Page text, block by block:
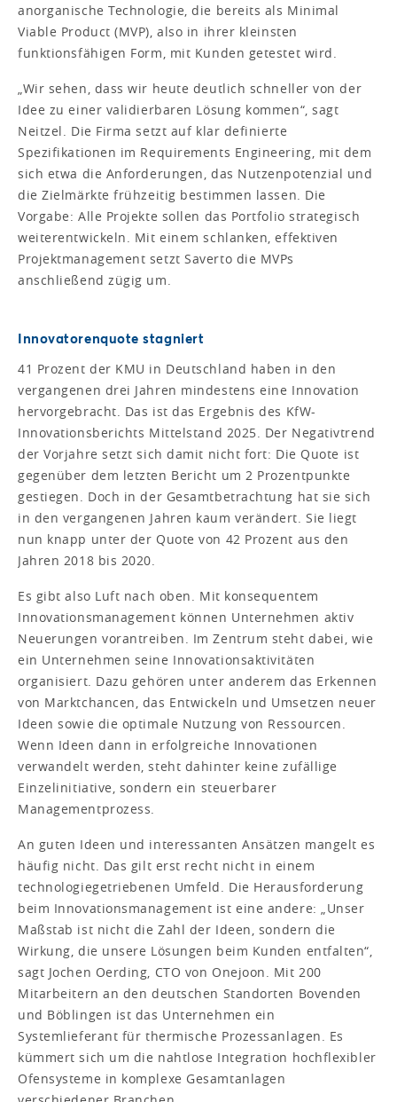
anorganische Technologie, die bereits als Minimal
Viable Product (MVP), also in ihrer kleinsten
funktionsfähigen Form, mit Kunden getestet wird.
„Wir sehen, dass wir heute deutlich schneller von der
Idee zu einer validierbaren Lösung kommen“, sagt
Neitzel. Die Firma setzt auf klar definierte
Spezifikationen im Requirements Engineering, mit dem
sich etwa die Anforderungen, das Nutzenpotenzial und
die Zielmärkte frühzeitig bestimmen lassen. Die
Vorgabe: Alle Projekte sollen das Portfolio strategisch
weiterentwickeln. Mit einem schlanken, effektiven
Projektmanagement setzt Saverto die MVPs
anschließend zügig um.
Innovatorenquote stagniert
41 Prozent der KMU in Deutschland haben in den
vergangenen drei Jahren mindestens eine Innovation
hervorgebracht. Das ist das Ergebnis des KfW-
Innovationsberichts Mittelstand 2025. Der Negativtrend
der Vorjahre setzt sich damit nicht fort: Die Quote ist
gegenüber dem letzten Bericht um 2 Prozentpunkte
gestiegen. Doch in der Gesamtbetrachtung hat sie sich
in den vergangenen Jahren kaum verändert. Sie liegt
nun knapp unter der Quote von 42 Prozent aus den
Jahren 2018 bis 2020.
Es gibt also Luft nach oben. Mit konsequentem
Innovationsmanagement können Unternehmen aktiv
Neuerungen vorantreiben. Im Zentrum steht dabei, wie
ein Unternehmen seine Innovationsaktivitäten
organisiert. Dazu gehören unter anderem das Erkennen
von Marktchancen, das Entwickeln und Umsetzen neuer
Ideen sowie die optimale Nutzung von Ressourcen.
Wenn Ideen dann in erfolgreiche Innovationen
verwandelt werden, steht dahinter keine zufällige
Einzelinitiative, sondern ein steuerbarer
Managementprozess.
An guten Ideen und interessanten Ansätzen mangelt es
häufig nicht. Das gilt erst recht nicht in einem
technologiegetriebenen Umfeld. Die Herausforderung
beim Innovationsmanagement ist eine andere: „Unser
Maßstab ist nicht die Zahl der Ideen, sondern die
Wirkung, die unsere Lösungen beim Kunden entfalten“,
sagt Jochen Oerding, CTO von Onejoon. Mit 200
Mitarbeitern an den deutschen Standorten Bovenden
und Böblingen ist das Unternehmen ein
Systemlieferant für thermische Prozessanlagen. Es
kümmert sich um die nahtlose Integration hochflexibler
Ofensysteme in komplexe Gesamtanlagen